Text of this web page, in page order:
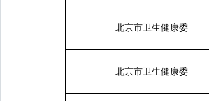
北京市卫生健康委
北京市卫生健康委